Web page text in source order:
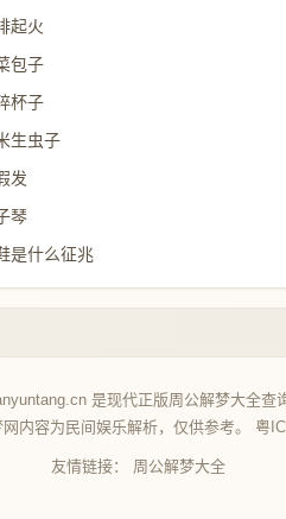
起火
包子
杯子
生虫子
发
琴
是什么征兆
是现代正版周公解梦大全查
内容为民间娱乐解析，仅供参考。 粤
友情链接： 周公解梦大全